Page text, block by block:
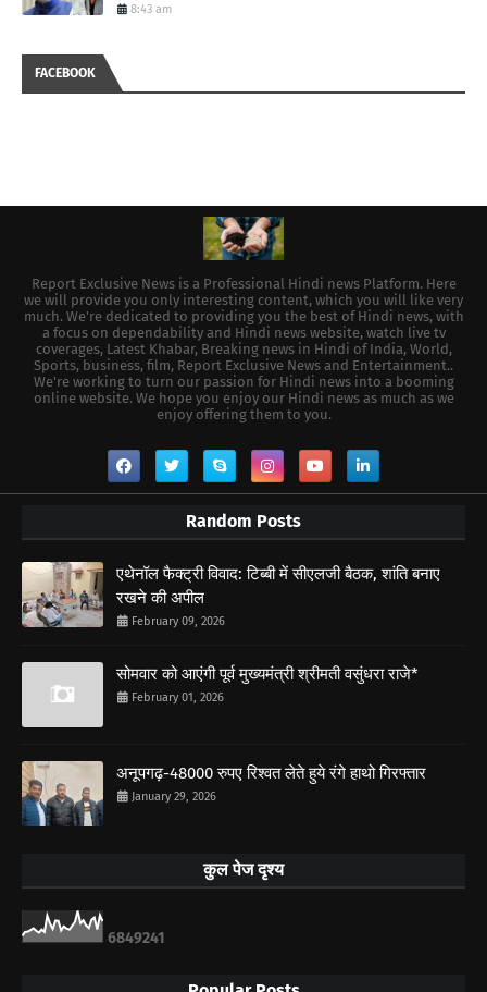
8:43 am
FACEBOOK
Report Exclusive News is a Professional Hindi news Platform. Here
we will provide you only interesting content, which you will like very
much. We're dedicated to providing you the best of Hindi news, with
a focus on dependability and Hindi news website, watch live tv
coverages, Latest Khabar, Breaking news in Hindi of India, World,
Sports, business, film, Report Exclusive News and Entertainment..
We're working to turn our passion for Hindi news into a booming
online website. We hope you enjoy our Hindi news as much as we
enjoy offering them to you.
Random Posts
एथेनॉल फैक्ट्री विवाद: टिब्बी में सीएलजी बैठक, शांति बनाए
रखने की अपील
February 09, 2026
सोमवार को आएंगी पूर्व मुख्यमंत्री श्रीमती वसुंधरा राजे*
February 01, 2026
अनूपगढ़-48000 रुपए रिश्वत लेते हुये रंगे हाथो गिरफ्तार
January 29, 2026
कुल पेज दृश्य
6849241